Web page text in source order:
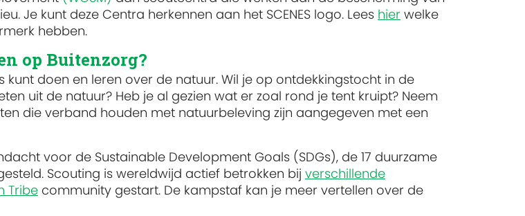
Je kunt deze Centra herkennen aan het SCENES logo. Lees hier welke
hebben.
op Buitenzorg?
doen en leren over de natuur. Wil je op ontdekkingstocht in de
uit de natuur? Heb je al gezien wat er zoal rond je tent kruipt? Neem
die verband houden met natuurbeleving zijn aangegeven met een
voor de Sustainable Development Goals (SDGs), de 17 duurzame
Scouting is wereldwijd actief betrokken bij verschillende
Tribe community gestart. De kampstaf kan je meer vertellen over de